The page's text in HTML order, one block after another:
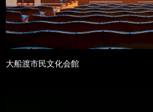
大船渡市民文化会館